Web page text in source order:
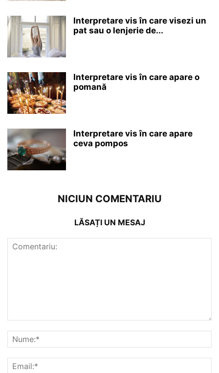
Interpretare vis în care visezi un
pat sau o lenjerie de...
Interpretare vis în care apare o
pomană
Interpretare vis în care apare
ceva pompos
NICIUN COMENTARIU
LĂSAȚI UN MESAJ